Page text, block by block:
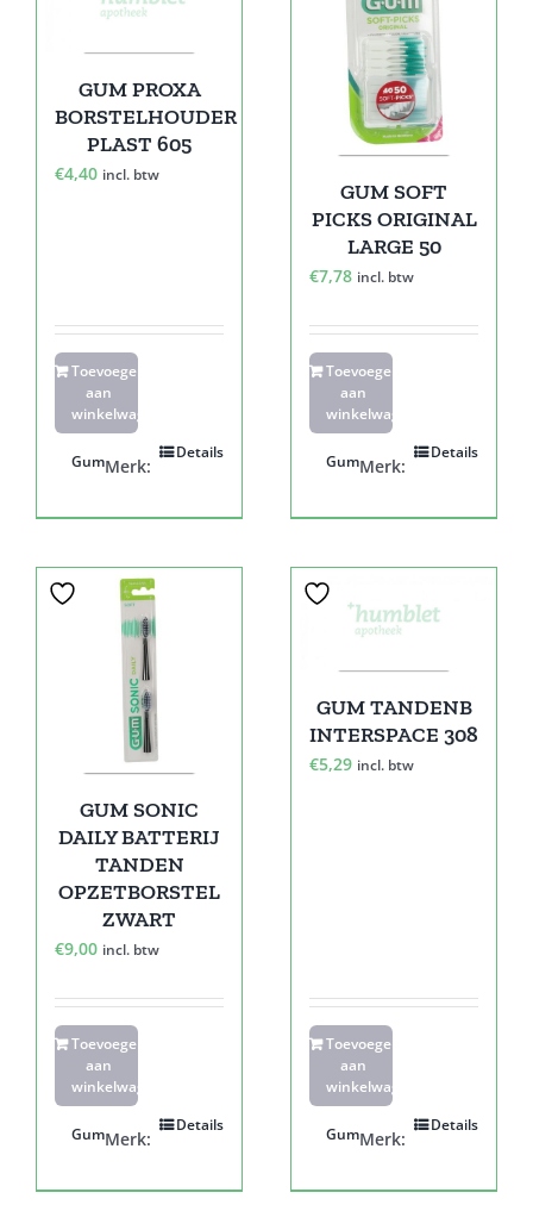
GUM PROXA
BORSTELHOUDER
PLAST 605
€4,40 incl. btw
Toevoegen
aan
winkelwagen
Details
Merk:
Gum
GUM SOFT
PICKS ORIGINAL
LARGE 50
€7,78 incl. btw
Toevoegen
aan
winkelwagen
Details
Merk:
Gum
GUM SONIC
DAILY BATTERIJ
TANDEN
OPZETBORSTEL
ZWART
€9,00 incl. btw
Toevoegen
aan
winkelwagen
Details
Merk:
Gum
GUM TANDENB
INTERSPACE 308
€5,29 incl. btw
Toevoegen
aan
winkelwagen
Details
Merk:
Gum